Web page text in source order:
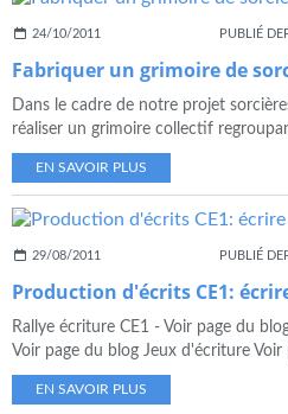
24/10/2011 PUBLIÉ
Fabriquer un grimoire de
Dans le cadre de notre projet
réaliser un grimoire collectif
EN SAVOIR PLUS
29/08/2011 PUBLIÉ
Production d'écrits CE1:
Rallye écriture CE1 - Voir page du
Voir page du blog Jeux d'écriture Voir
EN SAVOIR PLUS